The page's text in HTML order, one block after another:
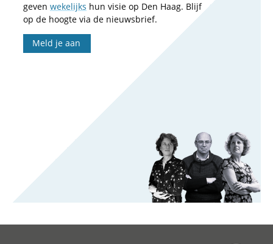
geven wekelijks hun visie op Den Haag. Blijf
op de hoogte via de nieuwsbrief.
Meld je aan